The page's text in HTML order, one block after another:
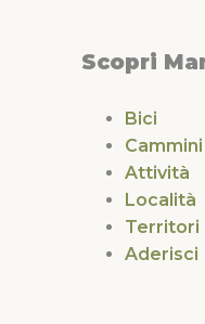
Scopri
Bici
Cammini
Attività
Località
Territori
Aderisci